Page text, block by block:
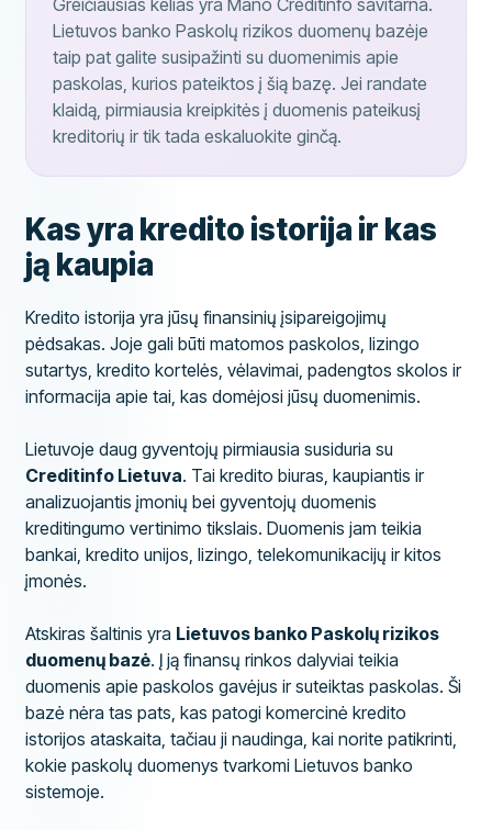
Greičiausias kelias yra Mano Creditinfo savitarna.
Lietuvos banko Paskolų rizikos duomenų bazėje
taip pat galite susipažinti su duomenimis apie
paskolas, kurios pateiktos į šią bazę. Jei randate
klaidą, pirmiausia kreipkitės į duomenis pateikusį
kreditorių ir tik tada eskaluokite ginčą.
Kas yra kredito istorija ir kas
ją kaupia
Kredito istorija yra jūsų finansinių įsipareigojimų
pėdsakas. Joje gali būti matomos paskolos, lizingo
sutartys, kredito kortelės, vėlavimai, padengtos skolos ir
informacija apie tai, kas domėjosi jūsų duomenimis.
Lietuvoje daug gyventojų pirmiausia susiduria su
Creditinfo Lietuva. Tai kredito biuras, kaupiantis ir
analizuojantis įmonių bei gyventojų duomenis
kreditingumo vertinimo tikslais. Duomenis jam teikia
bankai, kredito unijos, lizingo, telekomunikacijų ir kitos
įmonės.
Atskiras šaltinis yra Lietuvos banko Paskolų rizikos
duomenų bazė. Į ją finansų rinkos dalyviai teikia
duomenis apie paskolos gavėjus ir suteiktas paskolas. Ši
bazė nėra tas pats, kas patogi komercinė kredito
istorijos ataskaita, tačiau ji naudinga, kai norite patikrinti,
kokie paskolų duomenys tvarkomi Lietuvos banko
sistemoje.